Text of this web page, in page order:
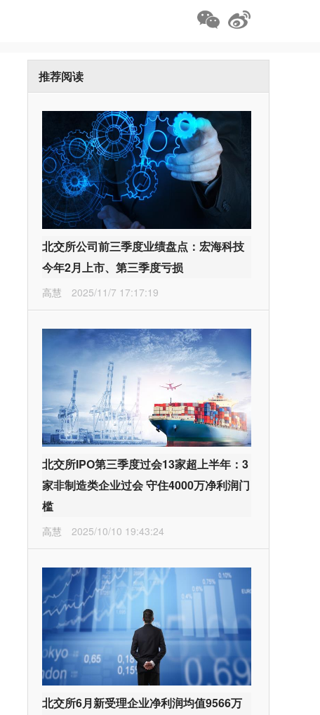
推荐阅读
北交所公司前三季度业绩盘点：宏海科技
今年2月上市、第三季度亏损
高慧 2025/11/7 17:17:19
北交所IPO第三季度过会13家超上半年：3
家非制造类企业过会 守住4000万净利润门
槛
高慧 2025/10/10 19:43:24
北交所6月新受理企业净利润均值9566万